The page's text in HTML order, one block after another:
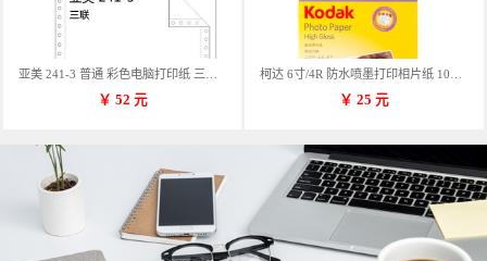
￥ 52 元 ￥ 25元